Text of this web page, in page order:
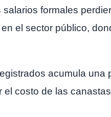
formales
el sector público,
acumula una
costo de las